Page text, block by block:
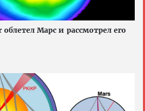
Марс и рассмотрел его